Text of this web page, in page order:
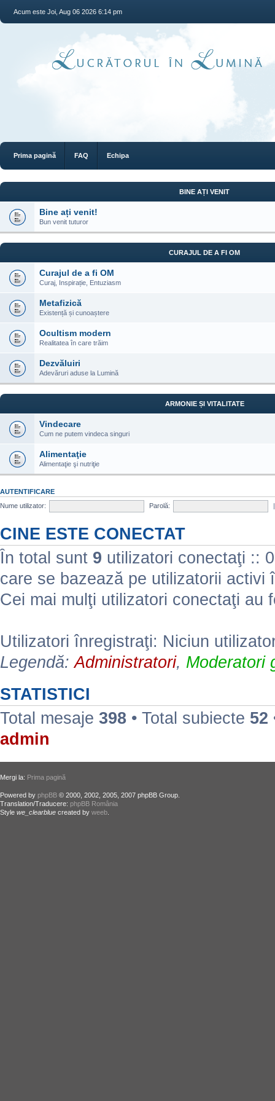
Acum este Joi, Aug 06 2026 6:14 pm
Prima pagină FAQ Echipa
BINE AȚI VENIT
Bine ați venit!
Bun venit tuturor
CURAJUL DE A FI OM
Curajul de a fi OM
Curaj, Inspirație, Entuziasm
Metafizică
Existență și cunoaștere
Ocultism modern
Realitatea în care trăim
Dezvăluiri
Adevăruri aduse la Lumină
ARMONIE ȘI VITALITATE
Vindecare
Cum ne putem vindeca singuri
Alimentaţie
Alimentaţie şi nutriţie
AUTENTIFICARE
Nume utilizator:
Parolă:
CINE ESTE CONECTAT
În total sunt 9 utilizatori conectaţi ::
care se bazează pe utilizatorii activi
Cei mai mulţi utilizatori conectaţi au
Utilizatori înregistraţi: Niciun
Legendă:Administratori, Moderatori
STATISTICI
Total mesaje 398 • Total subiecte 52
admin
Mergi la: Prima pagină
Powered by phpBB © 2000, 2002, 2005, 2007 phpBB Group.
Translation/Traducere: phpBB România
Style we_clearblue created by weeb